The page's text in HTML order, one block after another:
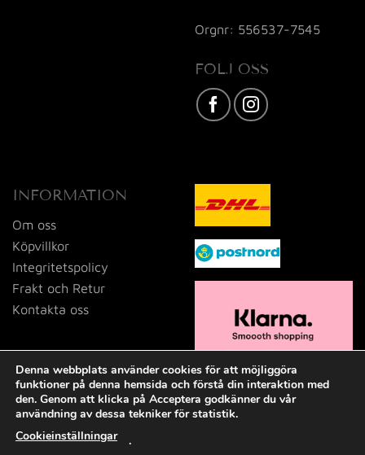
Orgnr: 556537-7545
FÖLJ OSS
INFORMATION
Om oss
Köpvillkor
Integritetspolicy
Frakt och Retur
Kontakta oss
Denna webbplats använder cookies för att möjliggöra
funktioner på denna hemsida och förstå din interaktion med
den. Genom att klicka på Acceptera godkänner du vår
användning av dessa tekniker för statistik.
Cookieinställningar
.